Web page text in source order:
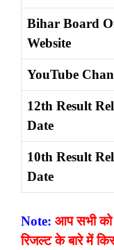
Bihar Board
Website
YouTube
12th Result
Date
10th Result
Date
Note: आप सभी को
रिजल्ट के बारे में